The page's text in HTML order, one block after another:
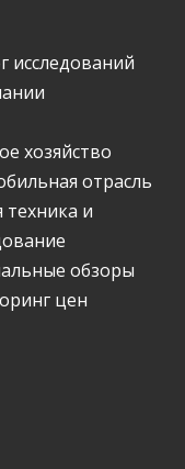
исследований
хозяйство
отрасль
техника и
обзоры
цен